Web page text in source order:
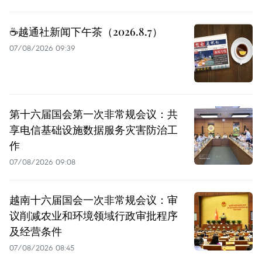
☕️越通社新闻下午茶（2026.8.7）
07/08/2026 09:39
第十六届国会第一次非常规会议：共
享电信基础设施数据服务灾害防治工
作
07/08/2026 09:08
越南十六届国会一次非常规会议：审
议削减农业和环境领域行政审批程序
及经营条件
07/08/2026 08:45